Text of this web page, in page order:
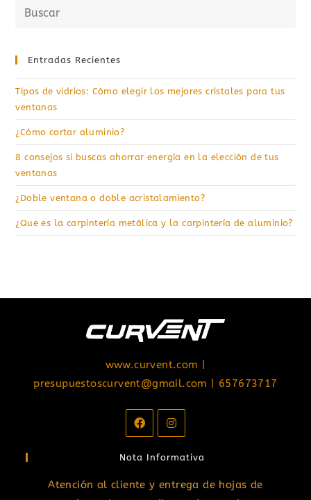
Buscar
webEntradas Recientes
Tipos de vidrios: Cómo elegir los mejores cristales para tus
ventanas
¿Cómo cortar aluminio?
8 consejos si buscas ahorrar energía en la elección de tus
ventanas
¿Doble ventana o doble acristalamiento?
¿Que es la carpintería metálica y la carpintería de aluminio?
www.curvent.com
presupuestoscurvent@gmail.com
| 657673717
Nota Informativa
Atención al cliente y entrega de hojas de